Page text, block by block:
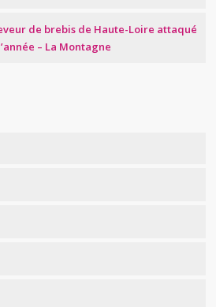
de brebis de Haute-Loire attaqué
– La Montagne